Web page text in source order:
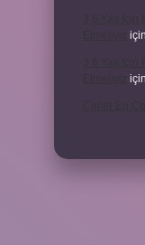
için
için